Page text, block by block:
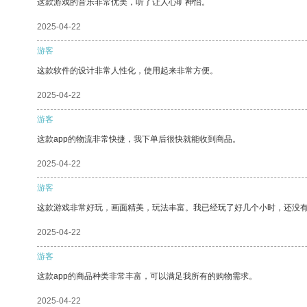
这款游戏的音乐非常优美，听了让人心旷神怡。
2025-04-22
游客
这款软件的设计非常人性化，使用起来非常方便。
2025-04-22
游客
这款app的物流非常快捷，我下单后很快就能收到商品。
2025-04-22
游客
这款游戏非常好玩，画面精美，玩法丰富。我已经玩了好几个小时，还没
2025-04-22
游客
这款app的商品种类非常丰富，可以满足我所有的购物需求。
2025-04-22